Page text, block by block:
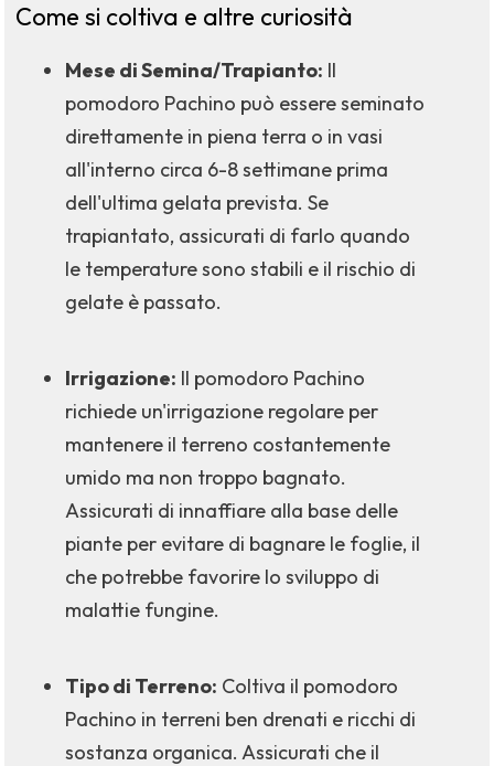
Come si coltiva e altre curiosità
Mese di Semina/Trapianto: Il
pomodoro Pachino può essere seminato
direttamente in piena terra o in vasi
all'interno circa 6-8 settimane prima
dell'ultima gelata prevista. Se
trapiantato, assicurati di farlo quando
le temperature sono stabili e il rischio di
gelate è passato.
Irrigazione: Il pomodoro Pachino
richiede un'irrigazione regolare per
mantenere il terreno costantemente
umido ma non troppo bagnato.
Assicurati di innaffiare alla base delle
piante per evitare di bagnare le foglie, il
che potrebbe favorire lo sviluppo di
malattie fungine.
Tipo di Terreno: Coltiva il pomodoro
Pachino in terreni ben drenati e ricchi di
sostanza organica. Assicurati che il